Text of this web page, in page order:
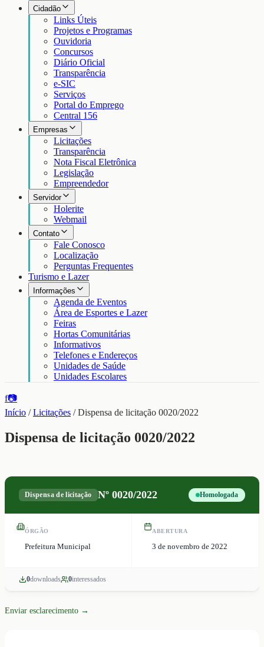
Cidadão
Links Úteis
Projetos e Programas
Ouvidoria
Concursos
Diário Oficial
Transparência
e-SIC
Serviços
Portal do Emprego
Central 156
Empresas
Licitações
Transparência
Nota Fiscal Eletrônica
Legislação
Empreendedor
Servidor
Holerite
Webmail
Contato
Fale Conosco
Localização
Perguntas Frequentes
Turismo e Lazer
Informações
Agenda de Eventos
Área de Esportes e Lazer
Feiras
Hortas Comunitárias
Informativos
Telefones e Endereços
Unidades de Saúde
Unidades Escolares
f📷
Início /Licitações /Dispensa de licitação 0020/2022
Dispensa de licitação 0020/2022
Dispensa de licitação Nº 0020/2022 Homologada
ÓRGÃO
Prefeitura Municipal
ABERTURA
3 de novembro de 2022
0downloads 0interessados
Enviar esclarecimento →